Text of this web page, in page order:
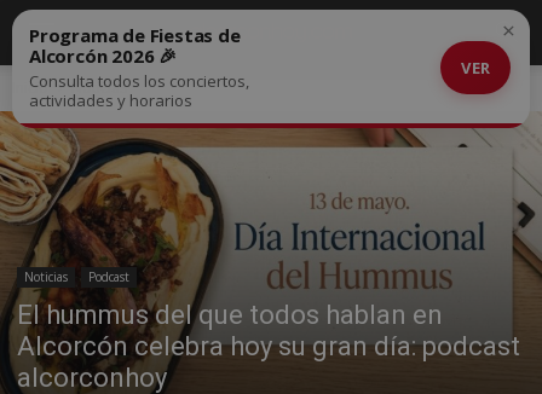
Inicio Noticias
Noticias Podcast
El hummus del que todos hablan en
Alcorcón celebra hoy su gran día: podcast
alcorconhoy
Programa de Fiestas de
Alcorcón 2026 🎉
Consulta todos los conciertos,
actividades y horarios
VER
×